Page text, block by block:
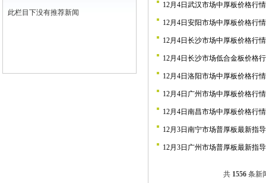
此栏目下没有推荐新闻
12月4日武汉市场中厚板价格行情
12月4日安阳市场中厚板价格行情
12月4日长沙市场中厚板价格行情
12月4日长沙市场低合金板价格
12月4日洛阳市场中厚板价格行情
12月4日广州市场中厚板价格行情
12月4日南昌市场中厚板价格行情
12月3日南宁市场普厚板最新指
12月3日广州市场普厚板最新指
共 1556 条